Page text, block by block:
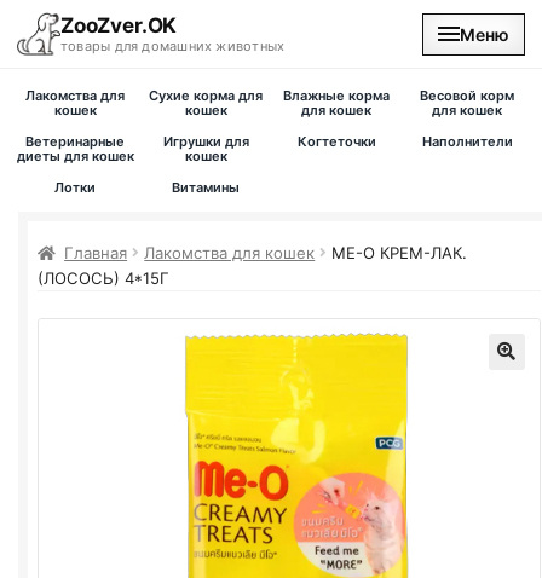
ZooZver.OK
товары для домашних животных
Меню
На главную
Лакомства для
кошек
Сухие корма для
кошек
Влажные корма
для кошек
Весовой корм
для кошек
Ветеринарные
диеты для кошек
Игрушки для
кошек
Когтеточки Наполнители
Лотки Витамины
Главная Лакомства для кошек
ME-O КРЕМ-ЛАК.
(ЛОСОСЬ) 4*15Г